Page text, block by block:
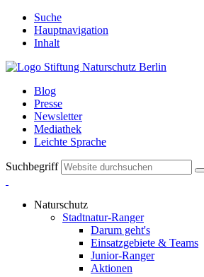
Suche
Hauptnavigation
Inhalt
Blog
Presse
Newsletter
Mediathek
Leichte Sprache
Suchbegriff
Naturschutz
Stadtnatur-Ranger
Darum geht's
Einsatzgebiete & Teams
Junior-Ranger
Aktionen